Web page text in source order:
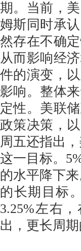
期。当前，
姆斯同时承
然存在不确
从而影响经
件的演变，
影响。整体
定性。美联
政策决策，
周五还指出
这一目标。
的水平降下
的长期目标
3.25%左右
出，更长周